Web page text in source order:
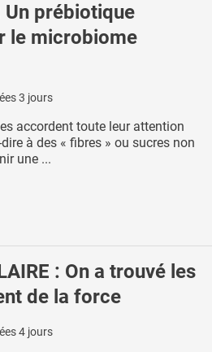
Un prébiotique
le microbiome
3 jours
accordent toute leur attention
à des « fibres » ou sucres non
une ...
: On a trouvé les
de la force
4 jours